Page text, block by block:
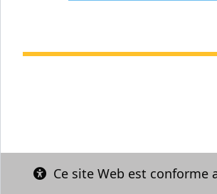
Ce site Web est conforme